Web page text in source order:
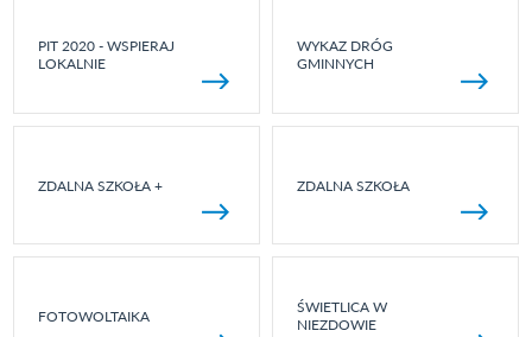
PIT 2020 - WSPIERAJ
LOKALNIE
WYKAZ DRÓG
GMINNYCH
ZDALNA SZKOŁA + ZDALNA SZKOŁA
FOTOWOLTAIKA
ŚWIETLICA W
NIEZDOWIE